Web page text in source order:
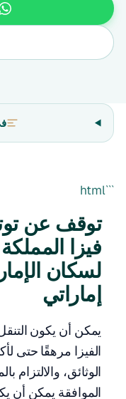
```html
توقف عن
فيزا
إماراتي
يمكن أن يكون
الفيزا مرهقًا حتى
الوثائق، والالتزام
الموافقة يمكن أن